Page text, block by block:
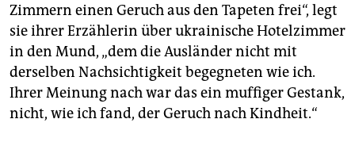
Zimmern einen Geruch aus den Tapeten frei“, legt
sie ihrer Erzählerin über ukrainische Hotelzimmer
in den Mund, „dem die Ausländer nicht mit
derselben Nachsichtigkeit begegneten wie ich.
Ihrer Meinung nach war das ein muffiger Gestank,
nicht, wie ich fand, der Geruch nach Kindheit.“